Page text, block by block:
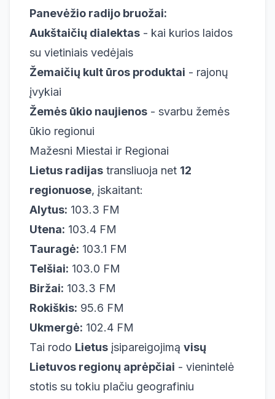
Panevėžio radijo bruožai:
Aukštaičių dialektas - kai kurios laidos
su vietiniais vedėjais
Žemaičių kult ūros produktai - rajonų
įvykiai
Žemės ūkio naujienos - svarbu žemės
ūkio regionui
Mažesni Miestai ir Regionai
Lietus radijas transliuoja net 12
regionuose, įskaitant:
Alytus: 103.3 FM
Utena: 103.4 FM
Tauragė: 103.1 FM
Telšiai: 103.0 FM
Biržai: 103.3 FM
Rokiškis: 95.6 FM
Ukmergė: 102.4 FM
Tai rodo Lietus įsipareigojimą visų
Lietuvos regionų aprėpčiai - vienintelė
stotis su tokiu plačiu geografiniu